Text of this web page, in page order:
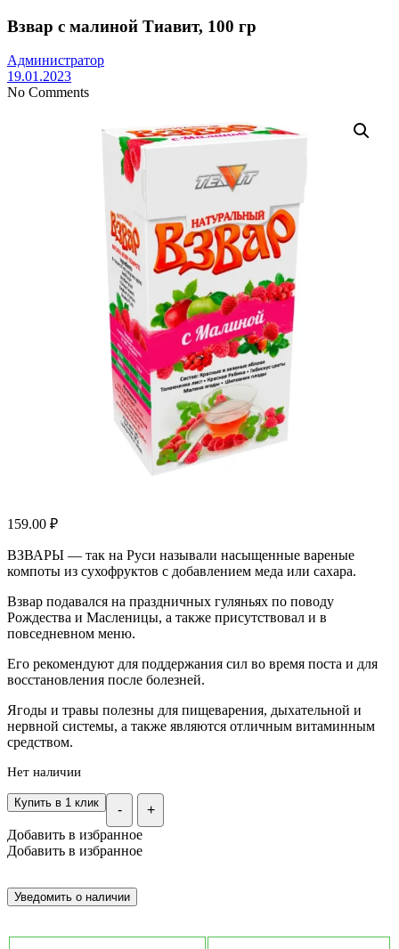
Взвар с малиной Тиавит, 100 гр
Администратор
19.01.2023
No Comments
159.00 ₽
ВЗВАРЫ — так на Руси называли насыщенные вареные
компоты из сухофруктов с добавлением меда или сахара.
Взвар подавался на праздничных гуляньях по поводу
Рождества и Масленицы, а также присутствовал и в
повседневном меню.
Его рекомендуют для поддержания сил во время поста и для
восстановления после болезней.
Ягоды и травы полезны для пищеварения, дыхательной и
нервной системы, а также являются отличным витаминным
средством.
Нет наличии
- +
Купить в 1 клик
Добавить в избранное
Добавить в избранное